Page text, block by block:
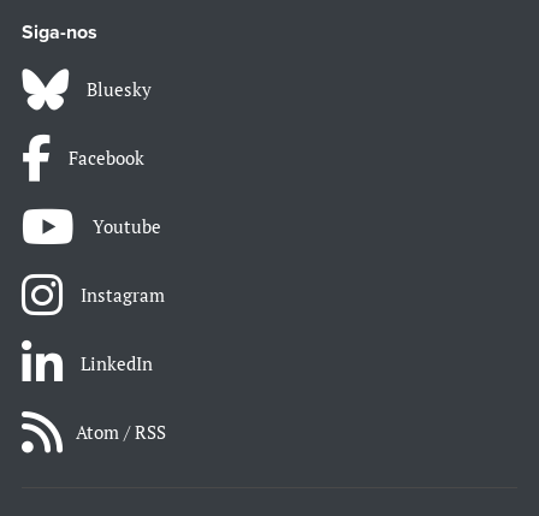
Siga-nos
Bluesky
Facebook
Youtube
Instagram
LinkedIn
Atom / RSS